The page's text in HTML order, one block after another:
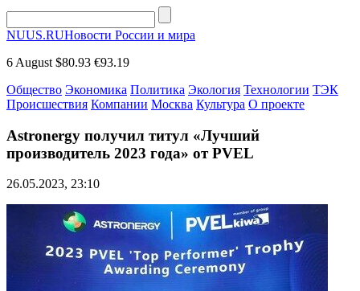
NUUS.RUНовости России и мира
6 August $80.93 €93.19
Общество Экономика Политика Экология Технологии ТЭК
Происшествия Компании Москва Культура О проекте
Astronergy получил титул «Лучший
производитель 2023 года» от PVEL
26.05.2023, 23:10